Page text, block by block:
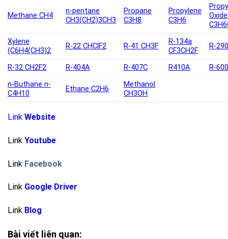
Methane CH4
n-pentane
CH3(CH2)3CH3
Propane
C3H8
Propylene
C3H6
Oxide
Xylene
(C6H4(CH3)2
R-22 CHClF2 R-41 CH3F
R-134a
CF3CH2F
R-
R-32 CH2F2 R-404A R-407C R410A
R-
n-Buthane n-
C4H10
Ethane C2H6
Methanol
CH3OH
Link Website
Link Youtube
Link Facebook
Link Google Driver
Link Blog
Bài viết liên quan: